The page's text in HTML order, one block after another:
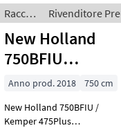
Trazione integrale, Testata
per colza, Trinciapa
Raccolto
agricolo
/ Fendt
Rivenditore
New Holland
750BFIU
(Kemper
475Plus)
Anno prod. 2018
750 cm
New Holland 750BFIU /
Kemper 475Plus